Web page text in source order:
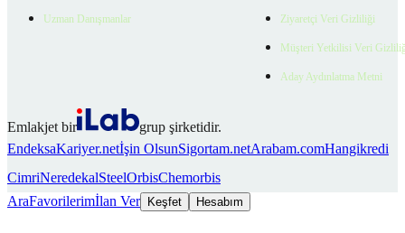
Uzman Danışmanlar Ziyaretçi Veri Gizliliği
Müşteri Yetkilisi Veri
Aday Aydınlatma Metni
Emlakjet bir
grup şirketidir.
EndeksaKariyer.netİşin OlsunSigortam.netArabam.comHangikredi
CimriNeredekalSteelOrbisChemorbis
AraFavorilerimİlan Ver Keşfet Hesabım